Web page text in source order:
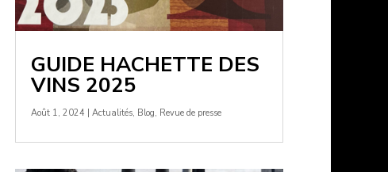
GUIDE HACHETTE DES
VINS 2025
Août 1, 2024 Actualités, Blog, Revue de presse